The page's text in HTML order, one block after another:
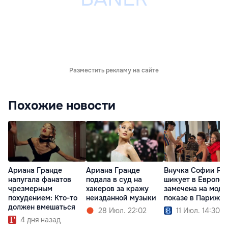
Разместить рекламу на сайте
Похожие новости
Ариана Гранде
напугала фанатов
чрезмерным
похудением: Кто-то
должен вмешаться
4 дня назад
Ариана Гранде
подала в суд на
хакеров за кражу
неизданной музыки
28 Июл. 22:02
Внучка Софии
шикует в Европе:
замечена на
показе в Париже
11 Июл. 14:30